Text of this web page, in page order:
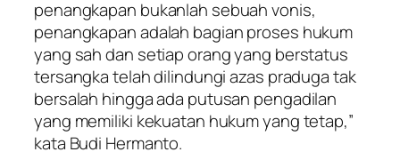
penangkapan bukanlah sebuah vonis,
penangkapan adalah bagian proses hukum
yang sah dan setiap orang yang berstatus
tersangka telah dilindungi azas praduga tak
bersalah hingga ada putusan pengadilan
yang memiliki kekuatan hukum yang tetap,”
kata Budi Hermanto.